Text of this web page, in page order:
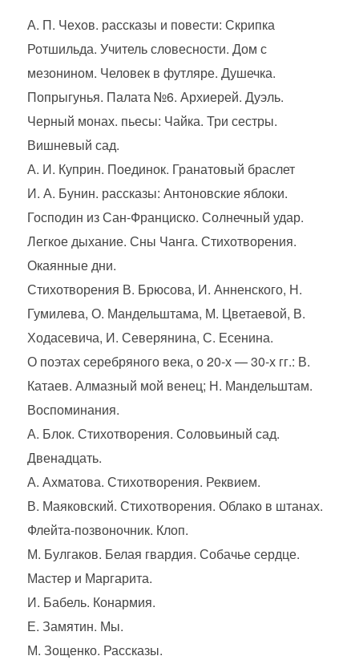
А. П. Чехов. рассказы и повести: Скрипка
Ротшильда. Учитель словесности. Дом с
мезонином. Человек в футляре. Душечка.
Попрыгунья. Палата №6. Архиерей. Дуэль.
Черный монах. пьесы: Чайка. Три сестры.
Вишневый сад.
А. И. Куприн. Поединок. Гранатовый браслет
И. А. Бунин. рассказы: Антоновские яблоки.
Господин из Сан-Франциско. Солнечный удар.
Легкое дыхание. Сны Чанга. Стихотворения.
Окаянные дни.
Стихотворения В. Брюсова, И. Анненского, Н.
Гумилева, О. Мандельштама, М. Цветаевой, В.
Ходасевича, И. Северянина, С. Есенина.
О поэтах серебряного века, о 20-х — 30-х гг.: В.
Катаев. Алмазный мой венец; Н. Мандельштам.
Воспоминания.
А. Блок. Стихотворения. Соловьиный сад.
Двенадцать.
А. Ахматова. Стихотворения. Реквием.
В. Маяковский. Стихотворения. Облако в штанах.
Флейта-позвоночник. Клоп.
М. Булгаков. Белая гвардия. Собачье сердце.
Мастер и Маргарита.
И. Бабель. Конармия.
Е. Замятин. Мы.
М. Зощенко. Рассказы.